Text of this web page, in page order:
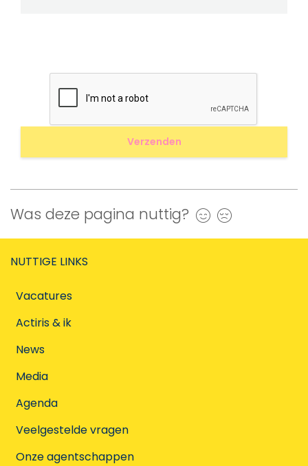
Was deze pagina nuttig? Ja
NUTTIGE LINKS
Vacatures
Actiris & ik
News
Media
Agenda
Veelgestelde vragen
Onze agentschappen